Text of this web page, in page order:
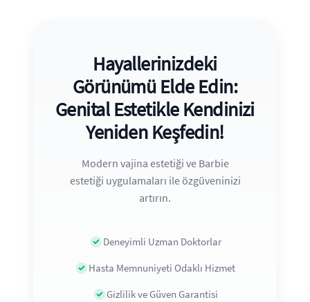
Hayallerinizdeki
Görünümü Elde Edin:
Genital Estetikle Kendinizi
Yeniden Keşfedin!
Modern vajina estetiği ve Barbie
estetiği uygulamaları ile özgüveninizi
artırın.
Deneyimli Uzman Doktorlar
Hasta Memnuniyeti Odaklı Hizmet
Gizlilik ve Güven Garantisi